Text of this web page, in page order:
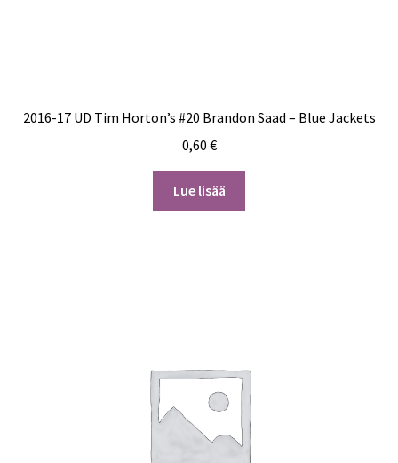
2016-17 UD Tim Horton’s #20 Brandon Saad – Blue Jackets
0,60 €
Lue lisää